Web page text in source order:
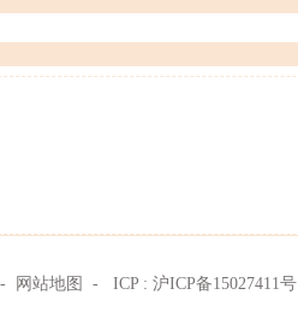
网站地图 - ICP :沪ICP备15027411号